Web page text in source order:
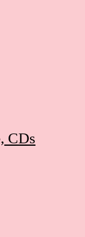
CDs